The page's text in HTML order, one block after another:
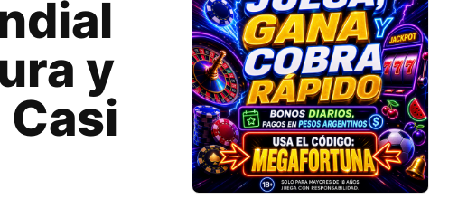
y